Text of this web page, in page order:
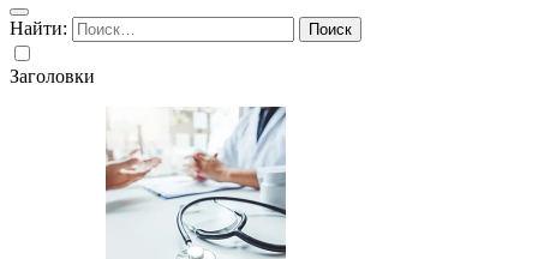
Найти:
Заголовки